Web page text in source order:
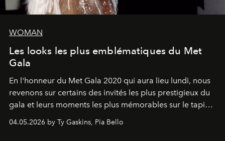
WOMAN
Les looks les plus emblématiques du Met
Gala
En l'honneur du Met Gala 2020 qui aura lieu lundi, nous
revenons sur certains des invités les plus prestigieux du
gala et leurs moments les plus mémorables sur le tapis
04.05.2026 by Ty Gaskins, Pia Bello